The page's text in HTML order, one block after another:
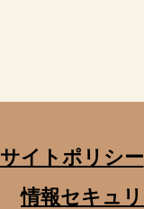
サイトポリシー
情報セキュ